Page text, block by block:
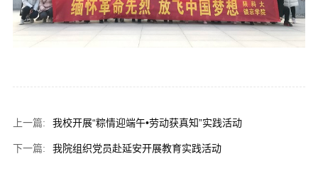
上一篇: 我校开展“粽情迎端午•劳动获真知”实践活动
下一篇: 我院组织党员赴延安开展教育实践活动